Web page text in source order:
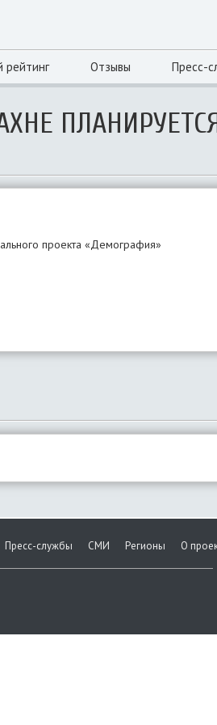
рейтинг Отзывы Пресс-
проекта «Демография»
Пресс-службы СМИ Регионы О